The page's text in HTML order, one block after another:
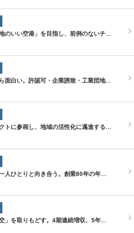
のいい空港」を目指し、前例のないチ…
面白い。許認可・企業誘致・工業団地…
トに参画し、地域の活性化に邁進する…
人ひとりと向き合う。創業80年の年…
」を取りもどす。4期連続増収、5年…